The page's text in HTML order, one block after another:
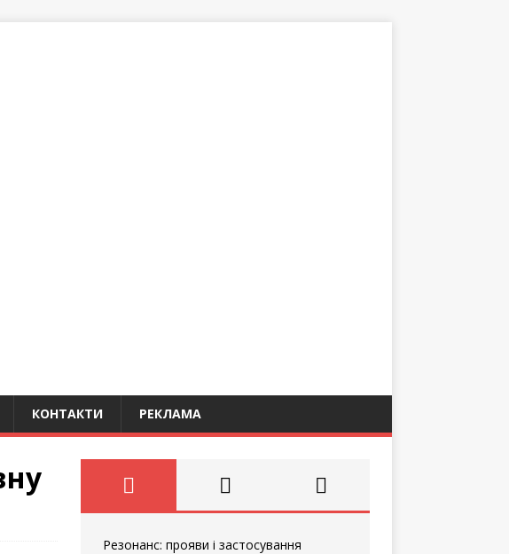
КОНТАКТИ РЕКЛАМА
Резонанс: прояви і застосування